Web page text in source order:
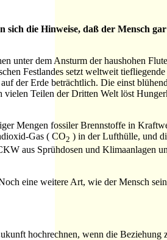
sich die Hinweise, daß der Mensch
unter dem Ansturm der haushohen
Festlandes setzt weltweit
der Erde beträchtlich. Die einst
Teilen der Dritten Welt löst
Mengen fossiler Brennstoffe in
Gas ( CO2 ) in der Lufthülle, und
aus Sprühdosen und Klimaanlagen
eine weitere Art, wie der Mensch
hochrechnen, wenn die Beziehung